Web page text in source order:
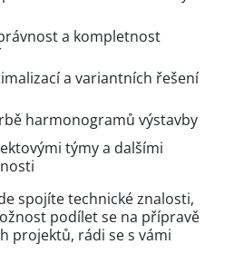
a kompletnost
a variantních řešení
harmonogramů výstavby
týmy a dalšími
spojíte technické znalosti,
podílet se na přípravě
projektů, rádi se s vámi